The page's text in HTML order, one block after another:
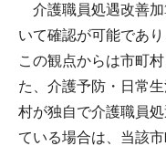
介護職員処遇改善加
いて確認が可能であ
この観点からは市町
た、介護予防・日常
村が独自で介護職員
ている場合は、当該